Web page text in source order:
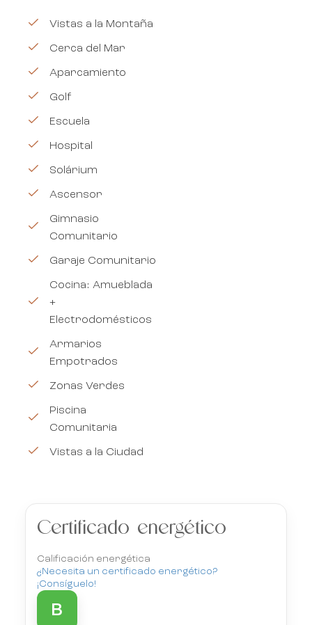
Vistas a la Montaña
Cerca del Mar
Aparcamiento
Golf
Escuela
Hospital
Solárium
Ascensor
Gimnasio
Comunitario
Garaje Comunitario
Cocina: Amueblada
+
Electrodomésticos
Armarios
Empotrados
Zonas Verdes
Piscina
Comunitaria
Vistas a la Ciudad
Certificado energético
Calificación energética
¿Necesita un certificado energético?
¡Consíguelo!
B